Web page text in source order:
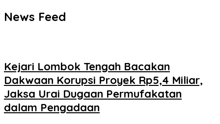
News Feed
Kejari Lombok Tengah Bacakan
Dakwaan Korupsi Proyek Rp5,4 Miliar,
Jaksa Urai Dugaan Permufakatan
dalam Pengadaan